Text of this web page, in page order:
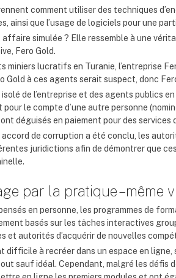
comment utiliser des techniques
ainsi que l’usage de logiciels pour une
affaire simulée ? Elle ressemble à une
Fero Gold.
miniers lucratifs en Turanie, l’entreprise
Gold à ces agents serait suspect, donc
de l’entreprise et des agents publics
le compte d’une autre personne
déguisés en paiement pour des services
accord de corruption a été conclu, les
juridictions afin de démontrer que
par la pratique – même
en personne, les programmes de
basés sur les tâches interactives
autorités d’acquérir de nouvelles
difficile à recréer dans un espace en
sauf idéal. Cependant, malgré les défis